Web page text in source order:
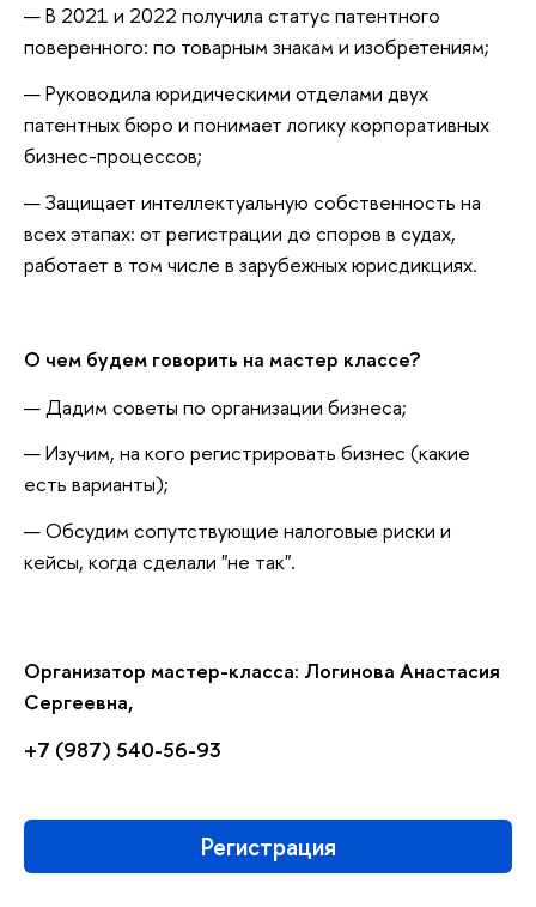
В 2021 и 2022 получила статус патентного
поверенного: по товарным знакам и изобретениям;
Руководила юридическими отделами двух
патентных бюро и понимает логику корпоративных
бизнес-процессов;
Защищает интеллектуальную собственность на
всех этапах: от регистрации до споров в судах,
работает в том числе в зарубежных юрисдикциях.
О чем будем говорить на мастер классе?
Дадим советы по организации бизнеса;
Изучим, на кого регистрировать бизнес (какие
есть варианты);
Обсудим сопутствующие налоговые риски и
кейсы, когда сделали "не так".
Организатор мастер-класса: Логинова Анастасия
Сергеевна,
+7 (987) 540-56-93
Регистрация